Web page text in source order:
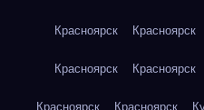
Красноярск Красноярск
Красноярск Красноярск
Красноярск Красноярск